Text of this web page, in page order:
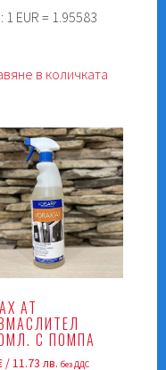
1 EUR = 1.95583
в количката
AT
С ПОМПА
/ 11.73 лв.без ДДС